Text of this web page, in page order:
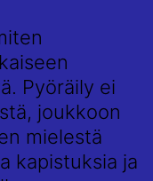
Pyöräily ei
joukkoon
mielestä
kapistuksia ja